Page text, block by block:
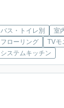
バス・トイレ別 室
フローリング
TVモ
システムキッチン